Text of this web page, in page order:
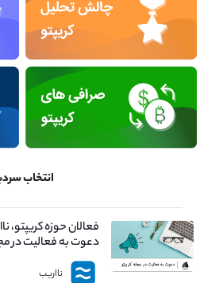
انتخاب
فعالان حوزه کریپتو،
دعوت به فعالیت در
نااریب